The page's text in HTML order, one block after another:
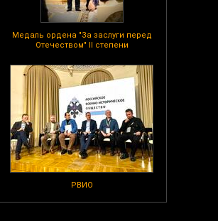
Медаль ордена "За заслуги перед
Отечеством" II степени
РВИО